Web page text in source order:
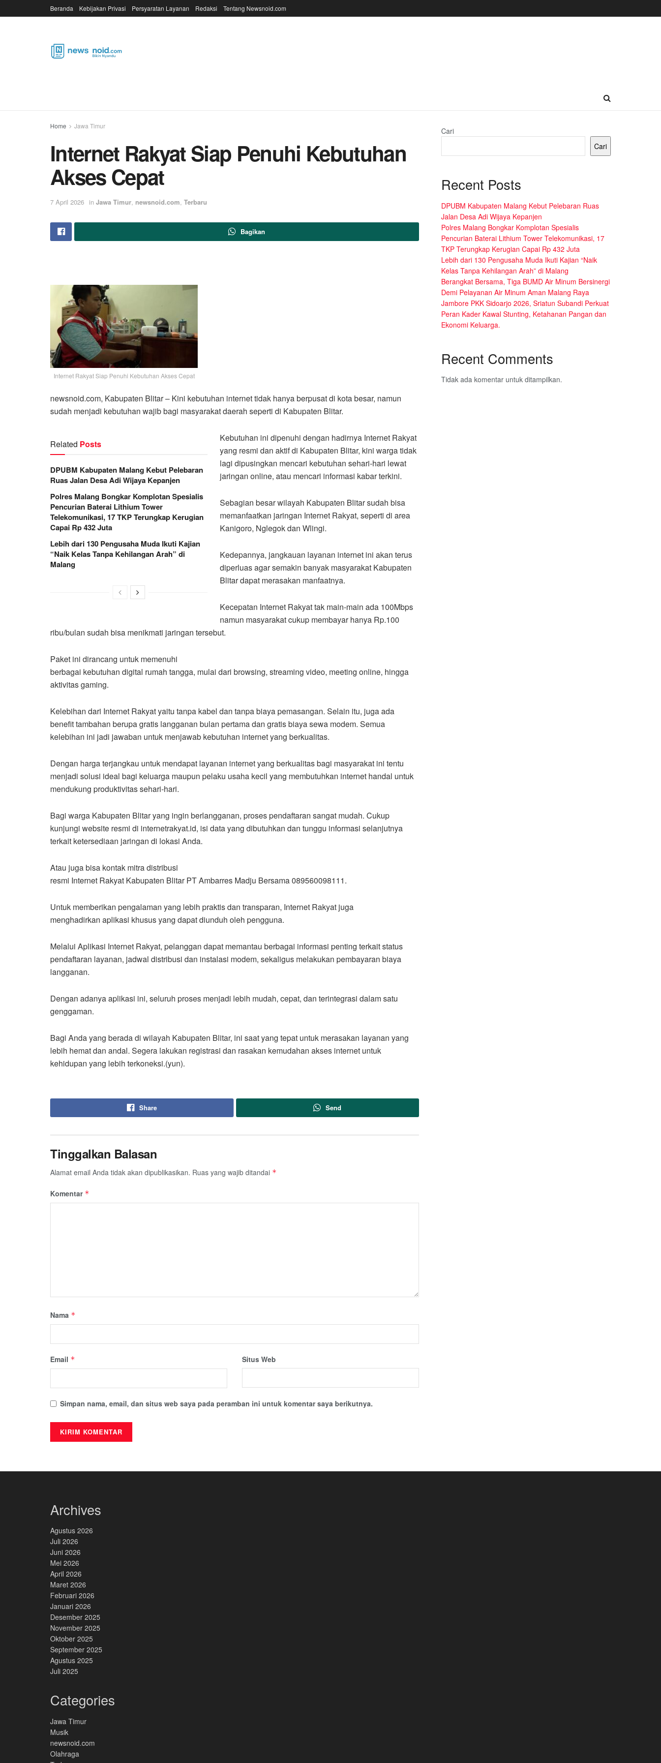
Beranda Kebijakan Privasi Persyaratan Layanan Redaksi Tentang Newsnoid.com
Home Jawa Timur
Internet Rakyat Siap Penuhi Kebutuhan
Akses Cepat
7 April 2026 in Jawa Timur, newsnoid.com, Terbaru
Bagikan
Internet Rakyat Siap Penuhi Kebutuhan Akses Cepat
newsnoid.com, Kabupaten Blitar – Kini kebutuhan internet tidak hanya berpusat di kota besar, namun
sudah menjadi kebutuhan wajib bagi masyarakat daerah seperti di Kabupaten Blitar.
Related Posts
DPUBM Kabupaten Malang Kebut Pelebaran
Ruas Jalan Desa Adi Wijaya Kepanjen
Polres Malang Bongkar Komplotan Spesialis
Pencurian Baterai Lithium Tower
Telekomunikasi, 17 TKP Terungkap Kerugian
Capai Rp 432 Juta
Lebih dari 130 Pengusaha Muda Ikuti Kajian
“Naik Kelas Tanpa Kehilangan Arah” di
Malang
Kebutuhan ini dipenuhi dengan hadirnya Internet Rakyat
yang resmi dan aktif di Kabupaten Blitar, kini warga tidak
lagi dipusingkan mencari kebutuhan sehari-hari lewat
jaringan online, atau mencari informasi kabar terkini.
Sebagian besar wilayah Kabupaten Blitar sudah bisa
memanfaatkan jaringan Internet Rakyat, seperti di area
Kanigoro, Nglegok dan Wlingi.
Kedepannya, jangkauan layanan internet ini akan terus
diperluas agar semakin banyak masyarakat Kabupaten
Blitar dapat merasakan manfaatnya.
Kecepatan Internet Rakyat tak main-main ada 100Mbps
namun masyarakat cukup membayar hanya Rp.100
ribu/bulan sudah bisa menikmati jaringan tersebut.
Paket ini dirancang untuk memenuhi
berbagai kebutuhan digital rumah tangga, mulai dari browsing, streaming video, meeting online, hingga
aktivitas gaming.
Kelebihan dari Internet Rakyat yaitu tanpa kabel dan tanpa biaya pemasangan. Selain itu, juga ada
benefit tambahan berupa gratis langganan bulan pertama dan gratis biaya sewa modem. Semua
kelebihan ini jadi jawaban untuk menjawab kebutuhan internet yang berkualitas.
Dengan harga terjangkau untuk mendapat layanan internet yang berkualitas bagi masyarakat ini tentu
menjadi solusi ideal bagi keluarga maupun pelaku usaha kecil yang membutuhkan internet handal untuk
mendukung produktivitas sehari-hari.
Bagi warga Kabupaten Blitar yang ingin berlangganan, proses pendaftaran sangat mudah. Cukup
kunjungi website resmi di internetrakyat.id, isi data yang dibutuhkan dan tunggu informasi selanjutnya
terkait ketersediaan jaringan di lokasi Anda.
Atau juga bisa kontak mitra distribusi
resmi Internet Rakyat Kabupaten Blitar PT Ambarres Madju Bersama 089560098111.
Untuk memberikan pengalaman yang lebih praktis dan transparan, Internet Rakyat juga
menghadirkan aplikasi khusus yang dapat diunduh oleh pengguna.
Melalui Aplikasi Internet Rakyat, pelanggan dapat memantau berbagai informasi penting terkait status
pendaftaran layanan, jadwal distribusi dan instalasi modem, sekaligus melakukan pembayaran biaya
langganan.
Dengan adanya aplikasi ini, seluruh proses menjadi lebih mudah, cepat, dan terintegrasi dalam satu
genggaman.
Bagi Anda yang berada di wilayah Kabupaten Blitar, ini saat yang tepat untuk merasakan layanan yang
lebih hemat dan andal. Segera lakukan registrasi dan rasakan kemudahan akses internet untuk
kehidupan yang lebih terkoneksi.(yun).
Share Send
Tinggalkan Balasan
Alamat email Anda tidak akan dipublikasikan. Ruas yang wajib ditandai *
Komentar *
Nama *
Email * Situs Web
Simpan nama, email, dan situs web saya pada peramban ini untuk komentar saya berikutnya.
Cari
Cari
Recent Posts
DPUBM Kabupaten Malang Kebut Pelebaran Ruas
Jalan Desa Adi Wijaya Kepanjen
Polres Malang Bongkar Komplotan Spesialis
Pencurian Baterai Lithium Tower Telekomunikasi, 17
TKP Terungkap Kerugian Capai Rp 432 Juta
Lebih dari 130 Pengusaha Muda Ikuti Kajian “Naik
Kelas Tanpa Kehilangan Arah” di Malang
Berangkat Bersama, Tiga BUMD Air Minum Bersinergi
Demi Pelayanan Air Minum Aman Malang Raya
Jambore PKK Sidoarjo 2026, Sriatun Subandi Perkuat
Peran Kader Kawal Stunting, Ketahanan Pangan dan
Ekonomi Keluarga.
Recent Comments
Tidak ada komentar untuk ditampilkan.
Archives
Agustus 2026
Juli 2026
Juni 2026
Mei 2026
April 2026
Maret 2026
Februari 2026
Januari 2026
Desember 2025
November 2025
Oktober 2025
September 2025
Agustus 2025
Juli 2025
Categories
Jawa Timur
Musik
newsnoid.com
Olahraga